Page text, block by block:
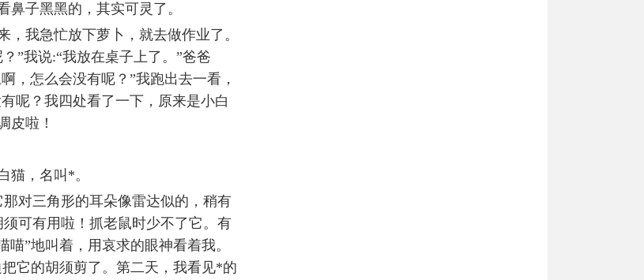
子黑黑的，其实可灵了。
我急忙放下萝卜，就去做作业了。
”我说:“我放在桌子上了。”爸爸
，怎么会没有呢？”我跑出去一看，
呢？我四处看了一下，原来是小白
皮啦！
猫，名叫*。
对三角形的耳朵像雷达似的，稍有
可有用啦！抓老鼠时少不了它。有
”地叫着，用哀求的眼神看着我。
它的胡须剪了。第二天，我看见*的